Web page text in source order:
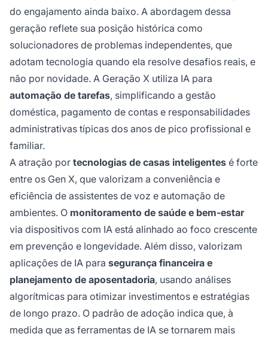
do engajamento ainda baixo. A abordagem dessa
geração reflete sua posição histórica como
solucionadores de problemas independentes, que
adotam tecnologia quando ela resolve desafios reais, e
não por novidade. A Geração X utiliza IA para
automação de tarefas, simplificando a gestão
doméstica, pagamento de contas e responsabilidades
administrativas típicas dos anos de pico profissional e
familiar.
A atração por tecnologias de casas inteligentes é forte
entre os Gen X, que valorizam a conveniência e
eficiência de assistentes de voz e automação de
ambientes. O monitoramento de saúde e bem-estar
via dispositivos com IA está alinhado ao foco crescente
em prevenção e longevidade. Além disso, valorizam
aplicações de IA para segurança financeira e
planejamento de aposentadoria, usando análises
algorítmicas para otimizar investimentos e estratégias
de longo prazo. O padrão de adoção indica que, à
medida que as ferramentas de IA se tornarem mais